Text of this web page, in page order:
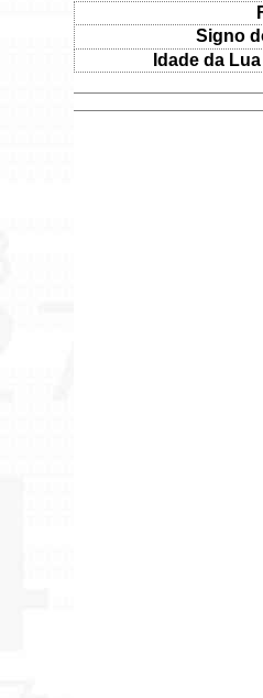
Signo
Idade da